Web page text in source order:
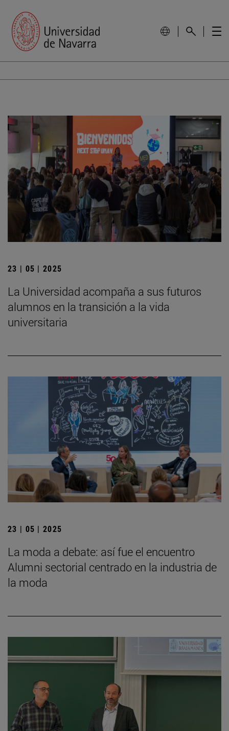
23 | 05 | 2025
La Universidad acompaña a sus futuros
alumnos en la transición a la vida
universitaria
23 | 05 | 2025
La moda a debate: así fue el encuentro
Alumni sectorial centrado en la industria de
la moda